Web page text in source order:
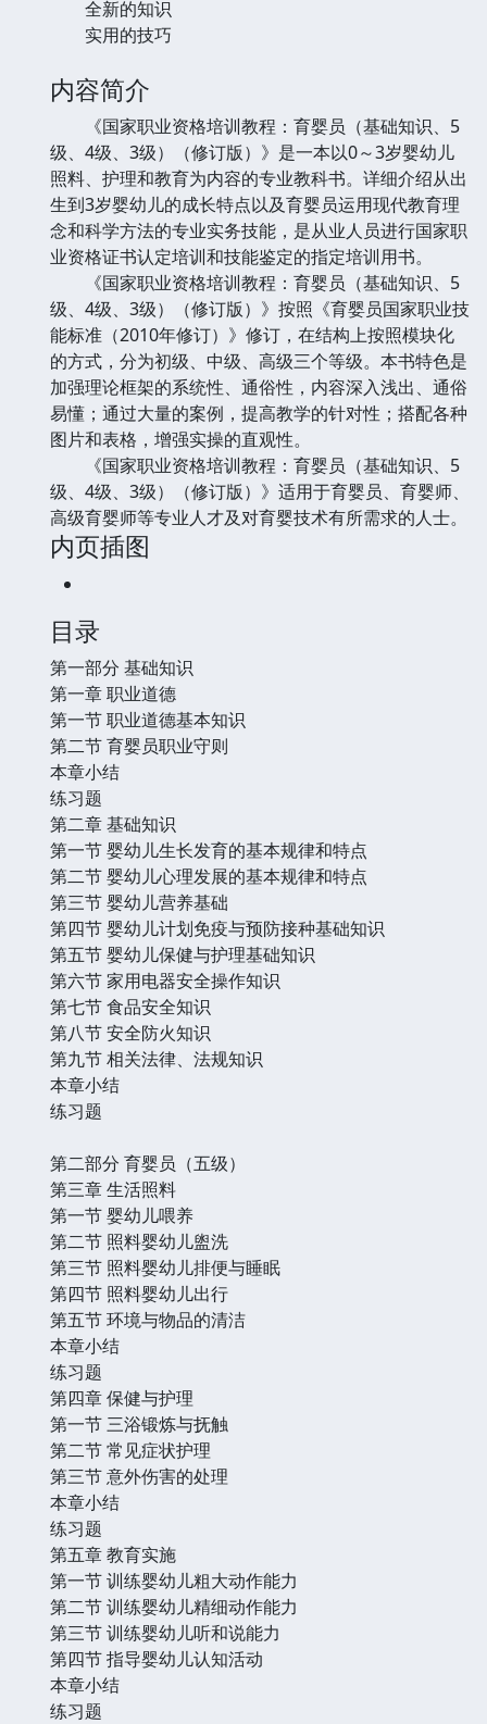
全新的知识
实用的技巧
内容简介
《国家职业资格培训教程：育婴员（基础知识、5
级、4级、3级）（修订版）》是一本以0～3岁婴幼儿
照料、护理和教育为内容的专业教科书。详细介绍从出
生到3岁婴幼儿的成长特点以及育婴员运用现代教育理
念和科学方法的专业实务技能，是从业人员进行国家职
业资格证书认定培训和技能鉴定的指定培训用书。
《国家职业资格培训教程：育婴员（基础知识、5
级、4级、3级）（修订版）》按照《育婴员国家职业技
能标准（2010年修订）》修订，在结构上按照模块化
的方式，分为初级、中级、高级三个等级。本书特色是
加强理论框架的系统性、通俗性，内容深入浅出、通俗
易懂；通过大量的案例，提高教学的针对性；搭配各种
图片和表格，增强实操的直观性。
《国家职业资格培训教程：育婴员（基础知识、5
级、4级、3级）（修订版）》适用于育婴员、育婴师、
高级育婴师等专业人才及对育婴技术有所需求的人士。
内页插图
目录
第一部分 基础知识
第一章 职业道德
第一节 职业道德基本知识
第二节 育婴员职业守则
本章小结
练习题
第二章 基础知识
第一节 婴幼儿生长发育的基本规律和特点
第二节 婴幼儿心理发展的基本规律和特点
第三节 婴幼儿营养基础
第四节 婴幼儿计划免疫与预防接种基础知识
第五节 婴幼儿保健与护理基础知识
第六节 家用电器安全操作知识
第七节 食品安全知识
第八节 安全防火知识
第九节 相关法律、法规知识
本章小结
练习题
第二部分 育婴员（五级）
第三章 生活照料
第一节 婴幼儿喂养
第二节 照料婴幼儿盥洗
第三节 照料婴幼儿排便与睡眠
第四节 照料婴幼儿出行
第五节 环境与物品的清洁
本章小结
练习题
第四章 保健与护理
第一节 三浴锻炼与抚触
第二节 常见症状护理
第三节 意外伤害的处理
本章小结
练习题
第五章 教育实施
第一节 训练婴幼儿粗大动作能力
第二节 训练婴幼儿精细动作能力
第三节 训练婴幼儿听和说能力
第四节 指导婴幼儿认知活动
本章小结
练习题